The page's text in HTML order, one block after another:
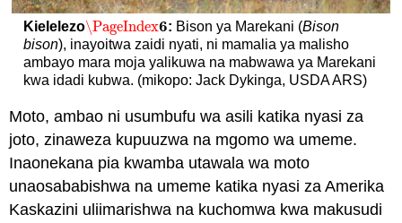
Kielelezo\PageIndex6
\PageIndex6: Bison ya Marekani (Bison
bison), inayoitwa zaidi nyati, ni mamalia ya malisho
ambayo mara moja yalikuwa na mabwawa ya Marekani
kwa idadi kubwa. (mikopo: Jack Dykinga, USDA ARS)
Moto, ambao ni usumbufu wa asili katika nyasi za
joto, zinaweza kupuuzwa na mgomo wa umeme.
Inaonekana pia kwamba utawala wa moto
unaosababishwa na umeme katika nyasi za Amerika
Kaskazini uliimarishwa na kuchomwa kwa makusudi